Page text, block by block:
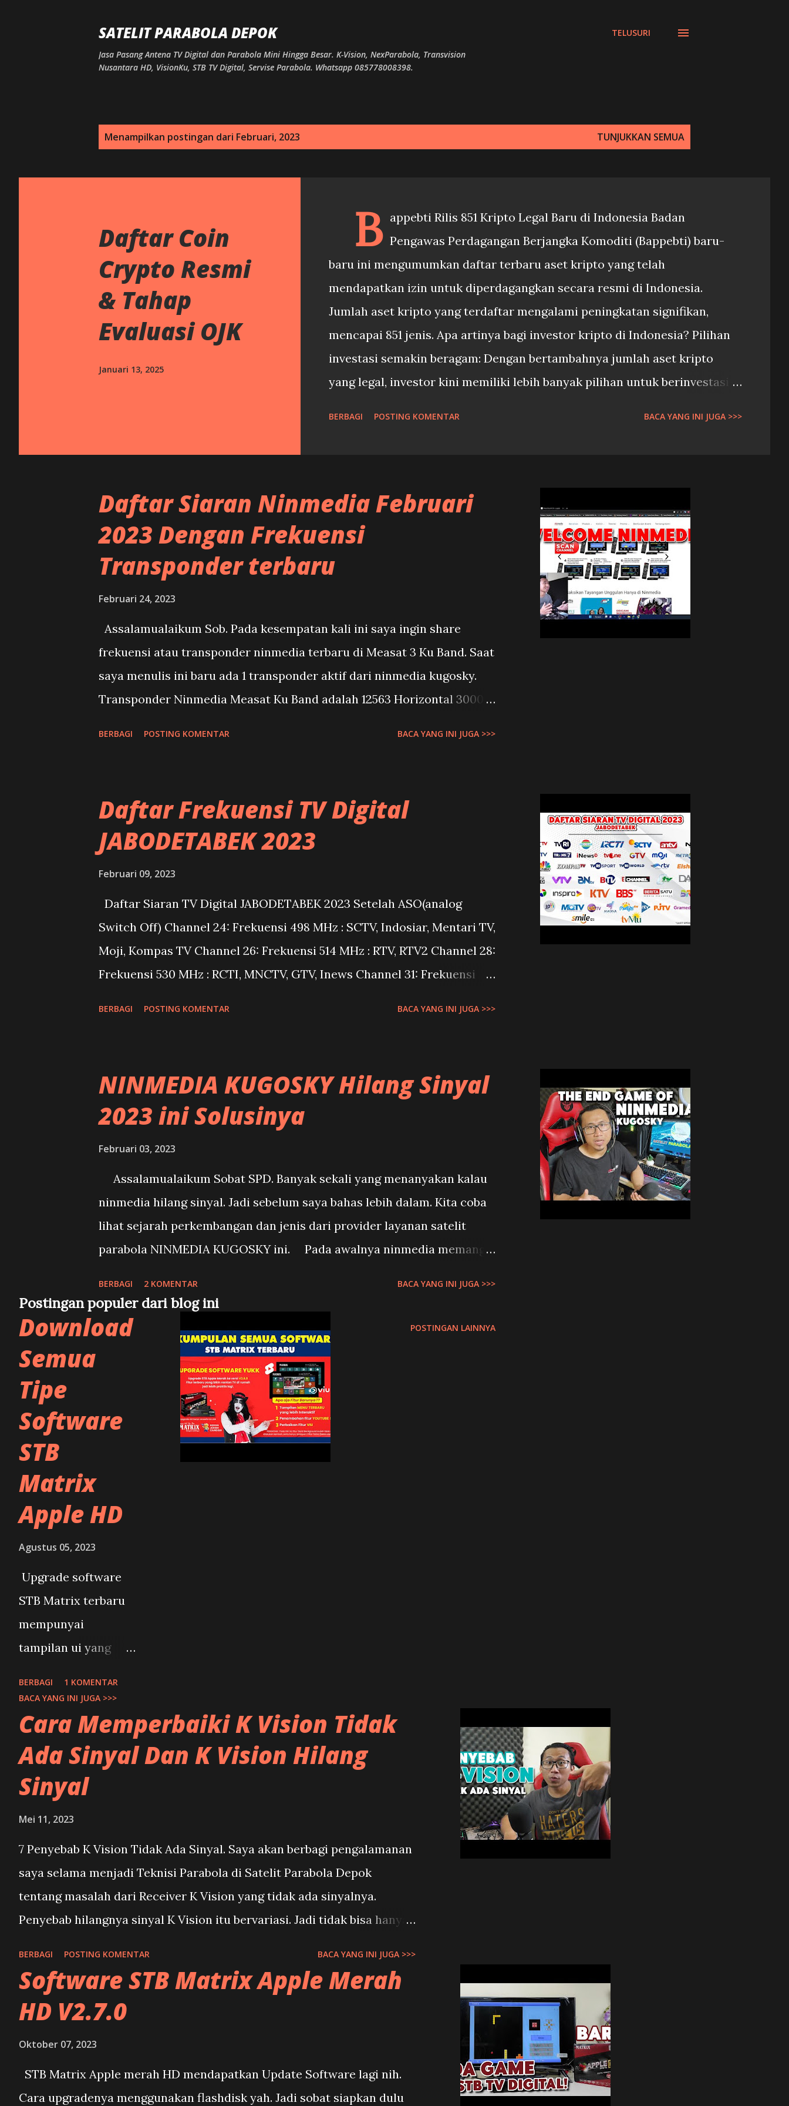
SATELIT PARABOLA DEPOK
Jasa Pasang Antena TV Digital dan Parabola Mini Hingga Besar. K-Vision, NexParabola, Transvision
Nusantara HD, VisionKu, STB TV Digital, Servise Parabola. Whatsapp 085778008398.
TELUSURI
s
Menampilkan postingan dari Februari, 2023 TUNJUKKAN SEMUA
Daftar Coin
Crypto Resmi
& Tahap
Evaluasi OJK
Januari 13, 2025
B appebti Rilis 851 Kripto Legal Baru di Indonesia Badan
Pengawas Perdagangan Berjangka Komoditi (Bappebti) baru-
baru ini mengumumkan daftar terbaru aset kripto yang telah
mendapatkan izin untuk diperdagangkan secara resmi di Indonesia.
Jumlah aset kripto yang terdaftar mengalami peningkatan signifikan,
mencapai 851 jenis. Apa artinya bagi investor kripto di Indonesia? Pilihan
investasi semakin beragam: Dengan bertambahnya jumlah aset kripto
yang legal, investor kini memiliki lebih banyak pilihan untuk berinvestasi
dapat melindungi konsumen dari penipuan dan praktik-praktik yang tidak
bertanggung jawab di pasar kripto. Hal penting yang perlu diperhatikan:
Tidak semua kripto yang beredar di pasaran legal: Inv...
BERBAGI POSTING KOMENTAR BACA YANG INI JUGA >>>
Daftar Siaran Ninmedia Februari
2023 Dengan Frekuensi
Transponder terbaru
Februari 24, 2023
Assalamualaikum Sob. Pada kesempatan kali ini saya ingin share
frekuensi atau transponder ninmedia terbaru di Measat 3 Ku Band. Saat
saya menulis ini baru ada 1 transponder aktif dari ninmedia kugosky.
Transponder Ninmedia Measat Ku Band adalah 12563 Horizontal 30000.
butuh jasa tracking sinyal ninmedia ke satelit measat ku band terbaru
bisa whatsapp SPD di 085778008398. Terimakasih SPD
BERBAGI POSTING KOMENTAR BACA YANG INI JUGA >>>
Daftar Frekuensi TV Digital
JABODETABEK 2023
Februari 09, 2023
Daftar Siaran TV Digital JABODETABEK 2023 Setelah ASO(analog
Switch Off) Channel 24: Frekuensi 498 MHz : SCTV, Indosiar, Mentari TV,
Moji, Kompas TV Channel 26: Frekuensi 514 MHz : RTV, RTV2 Channel 28:
Frekuensi 530 MHz : RCTI, MNCTV, GTV, Inews Channel 31: Frekuensi
Frekuensi 650 MHz : NetTV, ElshintaTV, DAAITV, RadarTV, Inspira, tvMU
Data akan terus di update disini dengan Frekuensi/MUX TV Digital.
SPD
BERBAGI POSTING KOMENTAR BACA YANG INI JUGA >>>
NINMEDIA KUGOSKY Hilang Sinyal
2023 ini Solusinya
Februari 03, 2023
Assalamualaikum Sobat SPD. Banyak sekali yang menanyakan kalau
ninmedia hilang sinyal. Jadi sebelum saya bahas lebih dalam. Kita coba
lihat sejarah perkembangan dan jenis dari provider layanan satelit
parabola NINMEDIA KUGOSKY ini. Pada awalnya ninmedia memang
televisi melalui satelit. Sehingga konten siaran yang ada NINMEDIA itu
lebih kepada siapa saja yang punya konten channel tv bisa bersiaran di
ninmedia dengan cara sewa perbulan atau pertahun ke NINMEDIA.
Karena itu jadi ninmedia bisa dinikmati siarannya secara gratis.
Kemudian KUGOSKY lahir dari satu payung ninmedia juga namun
dengan layanan yang menawarkan konten berlangganan. Sehingga
ninmedia dan KUGOSKY ini saling melengkapi. NINMEDIA hilang
sinyal itu sudah sering sekali sebenarnya kalau kita lihat dari
asiasat9 namun karena perizinan yang ...
BERBAGI 2 KOMENTAR BACA YANG INI JUGA >>>
POSTINGAN LAINNYA
Postingan populer dari blog ini
Download
Semua
Tipe
Software
STB
Matrix
Apple HD
Agustus 05, 2023
Upgrade software
STB Matrix terbaru
mempunyai
tampilan ui yang
penambahan fitur
youtube short juga
aplikasi online
lainnya. Upgrade
software STB Matrix
ini diperlukan jika
semua fitur terbaru
dari STB Matrix
sobat. Namun jika
STB Matrix Sobat
hanya dipakai untuk
nonton TV Digital
saja, maka tidak
perlu upgrade sw stb
matrixnya. Karena
melakukan upgrade
pada STB Matrix bisa
BERBAGI
1 KOMENTAR
BACA YANG INI JUGA >>>
Cara Memperbaiki K Vision Tidak
Ada Sinyal Dan K Vision Hilang
Sinyal
Mei 11, 2023
7 Penyebab K Vision Tidak Ada Sinyal. Saya akan berbagi pengalamanan
saya selama menjadi Teknisi Parabola di Satelit Parabola Depok
tentang masalah dari Receiver K Vision yang tidak ada sinyalnya.
Penyebab hilangnya sinyal K Vision itu bervariasi. Jadi tidak bisa hanya
kondisi pada receivernya hingga ke Parabola. Supaya bisa ditemukan
masalah penyebab hilang sinyal pada Receiver K Vision. 1. Frekuensi
LNB Biasanya karena iseng buka Menu settingan pada receiver
kemudian tidak sengaja merubah frekuensi pada LNB atau transponder.
Sehingga merubah settingan pada receivernya. Untuk K Vision C Band
BERBAGI POSTING KOMENTAR BACA YANG INI JUGA >>>
Software STB Matrix Apple Merah
HD V2.7.0
Oktober 07, 2023
STB Matrix Apple merah HD mendapatkan Update Software lagi nih.
Cara upgradenya menggunakan flashdisk yah. Jadi sobat siapkan dulu